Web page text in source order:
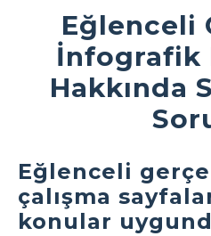
Eğlenceli
İnfografik
Hakkında
Eğlenceli
çalışma
konular